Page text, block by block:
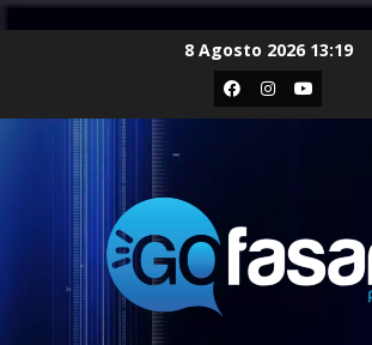
8 Agosto 2026 13:19
Facebook
Instagram
Youtube